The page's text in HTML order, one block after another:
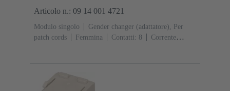
Articolo n.: 09 14 001 4721
Modulo singolo
Gender changer (adattatore), Per
patch cords
Femmina Contatti: 8
Corrente